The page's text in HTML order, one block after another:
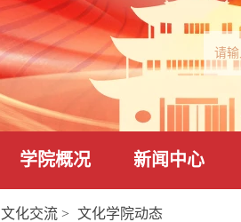
学院概况 新闻中心
文化交流 > 文化学院动态